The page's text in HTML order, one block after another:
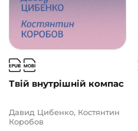
Твій внутрішній компас
Давид Цибенко, Костянтин
Коробов